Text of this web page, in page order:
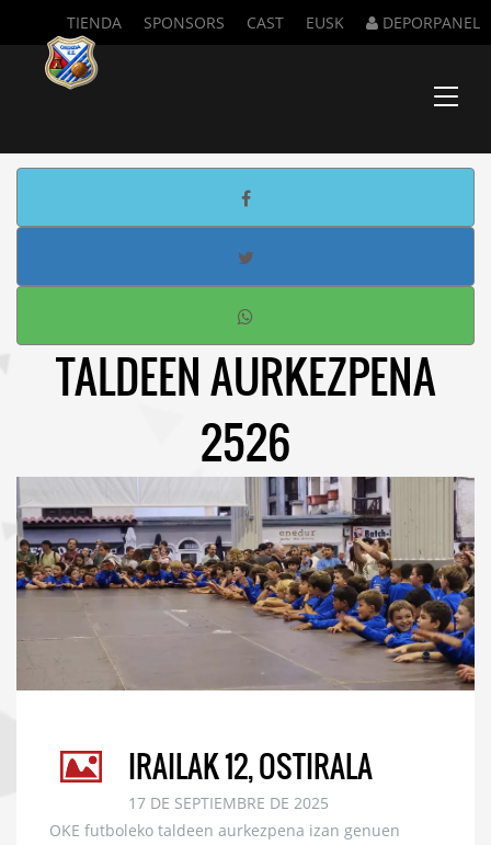
TIENDA SPONSORS CAST EUSK DEPORPANEL
Menu
TALDEEN AURKEZPENA
2526
IRAILAK 12, OSTIRALA
17 DE SEPTIEMBRE DE 2025
OKE futboleko taldeen aurkezpena izan genuen